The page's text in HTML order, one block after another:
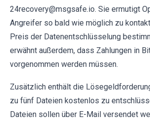
24recovery@msgsafe.io. Sie ermutigt
Angreifer so bald wie möglich zu
Preis der Datenentschlüsselung
erwähnt außerdem, dass Zahlungen in
vorgenommen werden müssen.
Zusätzlich enthält die
zu fünf Dateien kostenlos zu
Dateien sollen über E-Mail versendet